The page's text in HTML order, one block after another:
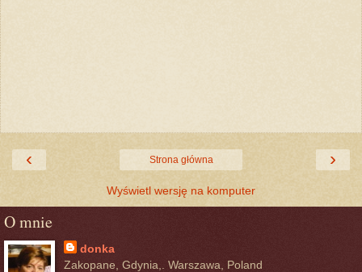
‹ ›
Strona główna
Wyświetl wersję na komputer
O mnie
donka
Zakopane, Gdynia,. Warszawa, Poland